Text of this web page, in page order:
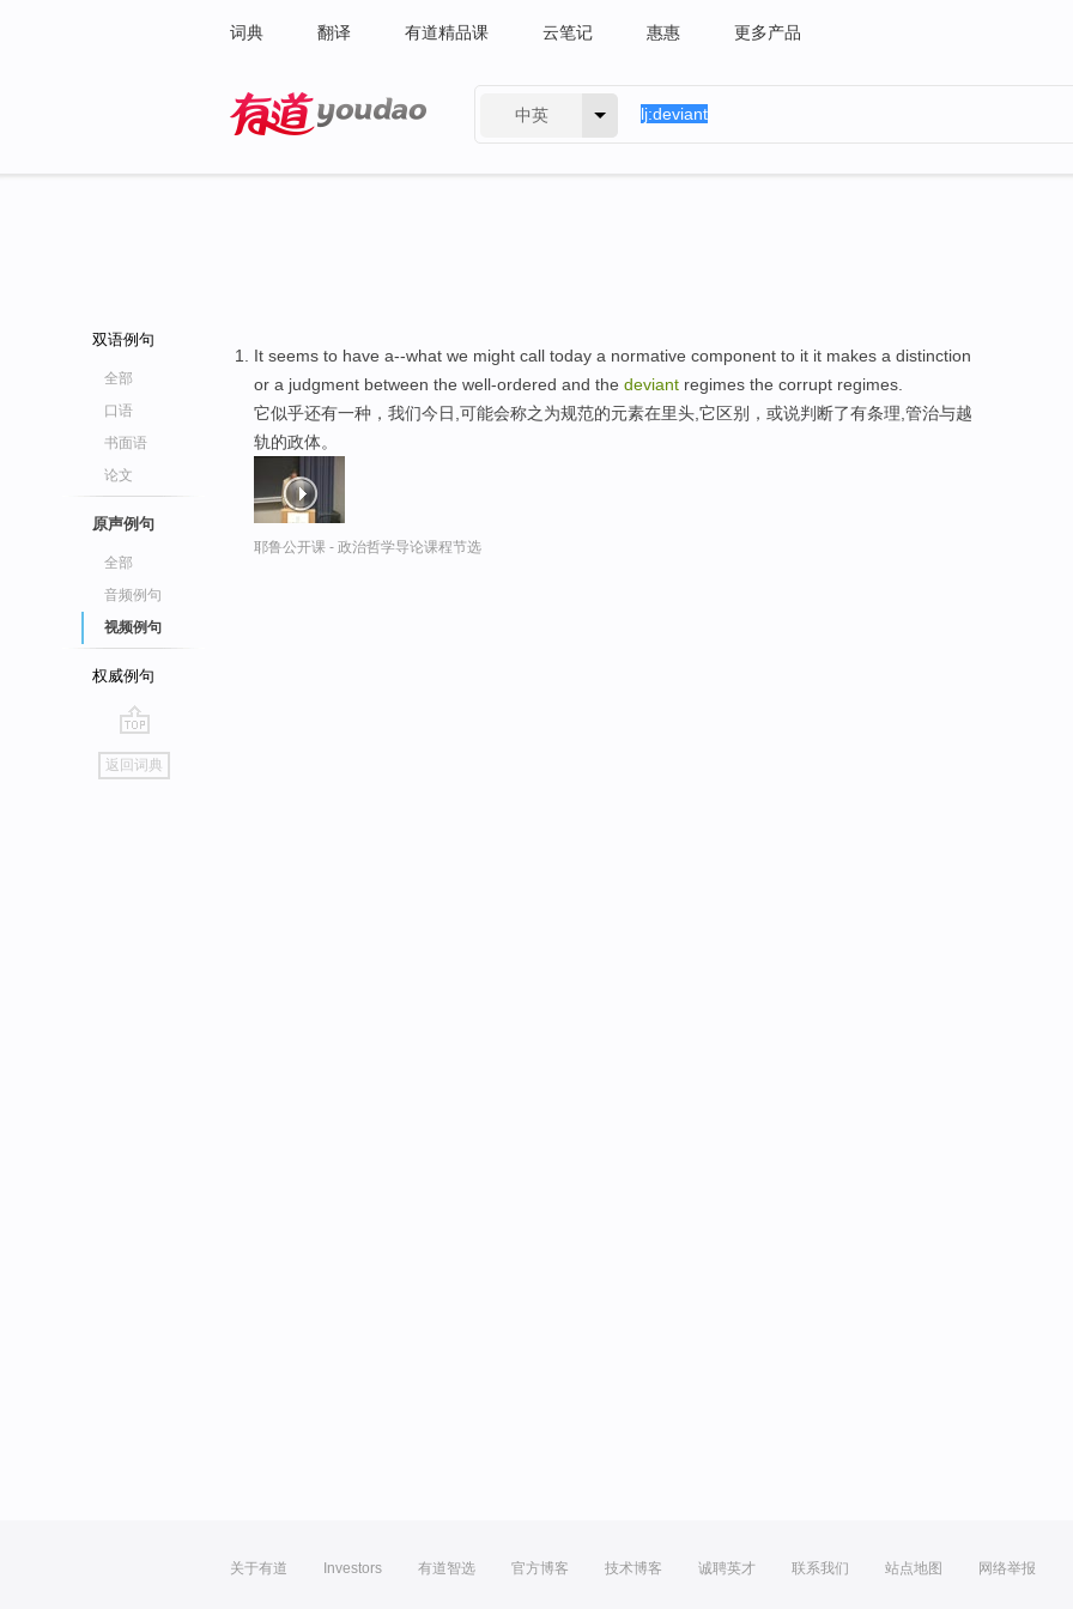
词典 翻译 有道精品课 云笔记 惠惠 更多产品
中英
双语例句
全部
口语
书面语
论文
原声例句
全部
音频例句
视频例句
权威例句
go
top
返回词典
It seems to have a--what we might call today a normative component to it it makes a distinction
or a judgment between the well-ordered and the deviant regimes the corrupt regimes.
它似乎还有一种，我们今日,可能会称之为规范的元素在里头,它区别，或说判断了有条理,管治与越
轨的政体。
耶鲁公开课 - 政治哲学导论课程节选
关于有道 Investors 有道智选 官方博客 技术博客 诚聘英才 联系我们 站点地图 网络举报